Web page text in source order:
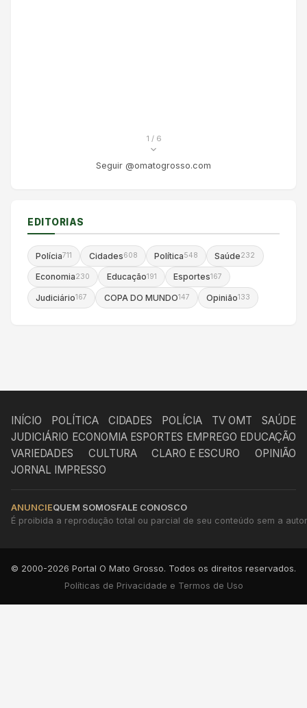
1 / 6
Seguir @omatogrosso.com
EDITORIAS
Polícia711 Cidades608 Política548 Saúde232
Economia230 Educação191 Esportes167
Judiciário167 COPA DO MUNDO147 Opinião133
INÍCIO POLÍTICA CIDADES POLÍCIA TV OMT
SAÚDE
JUDICIÁRIO ECONOMIA ESPORTES EMPREGO EDUCAÇÃO
VARIEDADES
CULTURA CLARO E ESCURO
OPINIÃO
JORNAL IMPRESSO
ANUNCIEQUEM SOMOSFALE CONOSCO
É proibida a reprodução total ou parcial de seu conteúdo sem a
© 2000-2026 Portal O Mato Grosso. Todos os direitos reservados.
Políticas de Privacidade e Termos de Uso